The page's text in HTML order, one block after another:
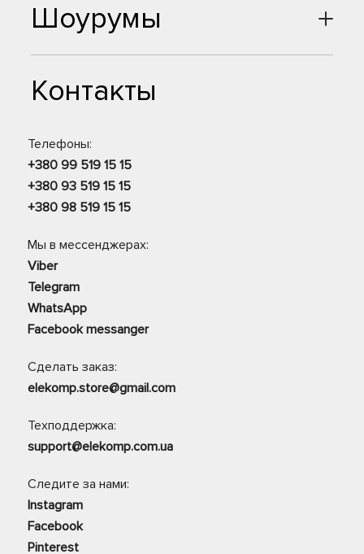
Шоурумы
Контакты
Телефоны:
+380 99 519 15 15
+380 93 519 15 15
+380 98 519 15 15
Мы в мессенджерах:
Viber
Telegram
WhatsApp
Facebook messanger
Сделать заказ:
elekomp.store@gmail.com
Техподдержка:
support@elekomp.com.ua
Следите за нами:
Instagram
Facebook
Pinterest